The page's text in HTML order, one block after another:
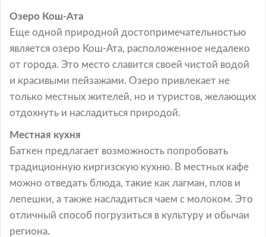
Озеро Кош-Ата
Еще одной природной достопримечательностью
является озеро Кош-Ата, расположенное недалеко
от города. Это место славится своей чистой водой
и красивыми пейзажами. Озеро привлекает не
только местных жителей, но и туристов, желающих
отдохнуть и насладиться природой.
Местная кухня
Баткен предлагает возможность попробовать
традиционную киргизскую кухню. В местных кафе
можно отведать блюда, такие как лагман, плов и
лепешки, а также насладиться чаем с молоком. Это
отличный способ погрузиться в культуру и обычаи
региона.